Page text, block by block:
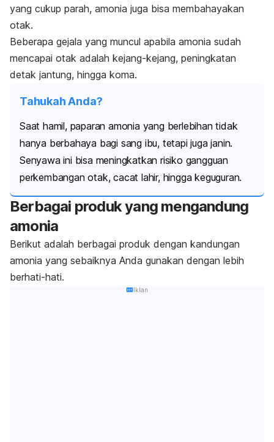
yang cukup parah, amonia juga bisa membahayakan
otak.
Beberapa gejala yang muncul apabila amonia sudah
mencapai otak adalah kejang-kejang, peningkatan
detak jantung, hingga koma.
Tahukah Anda?
Saat hamil, paparan amonia yang berlebihan tidak
hanya berbahaya bagi sang ibu, tetapi juga janin.
Senyawa ini bisa meningkatkan risiko gangguan
perkembangan otak, cacat lahir, hingga keguguran.
Berbagai produk yang mengandung
amonia
Berikut adalah berbagai produk dengan kandungan
amonia yang sebaiknya Anda gunakan dengan lebih
berhati-hati.
Iklan